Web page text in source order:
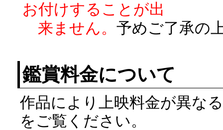
お付けすることが出
来ません。 予めご了承の
鑑賞料金について
作品により上映料金が異な
をご覧ください。